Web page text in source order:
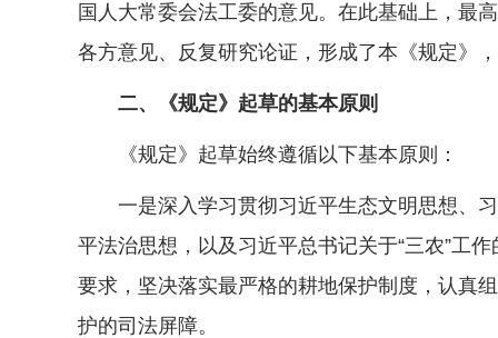
国人大常委会法工委的意见。在此基础上，最
各方意见、反复研究论证，形成了本《规定》
二、《规定》起草的基本原则
《规定》起草始终遵循以下基本原则：
一是深入学习贯彻习近平生态文明思想、习
平法治思想，以及习近平总书记关于“三农”工
要求，坚决落实最严格的耕地保护制度，认真
护的司法屏障。